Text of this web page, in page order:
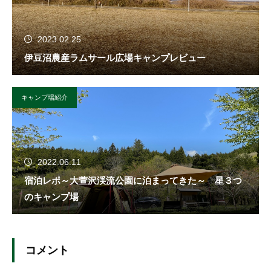
2023.02.25
伊豆沼農産ラムサール広場キャンプレビュー
キャンプ場紹介
2022.06.11
宿泊レポ～大萱沢渓流公園に泊まってきた～ 星３つ
のキャンプ場
コメント